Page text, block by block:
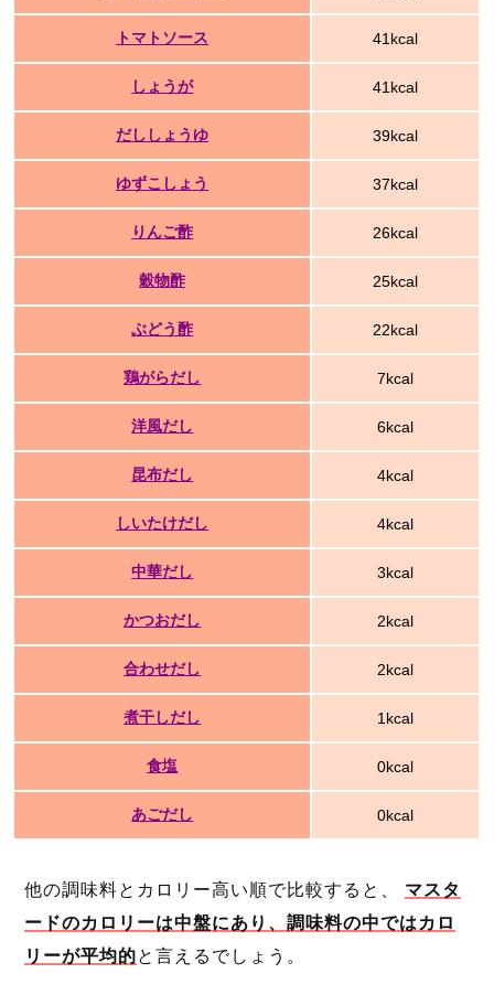
トマトソース 41kcal
しょうが 41kcal
だししょうゆ 39kcal
ゆずこしょう 37kcal
りんご酢 26kcal
穀物酢 25kcal
ぶどう酢 22kcal
鶏がらだし 7kcal
洋風だし 6kcal
昆布だし 4kcal
しいたけだし 4kcal
中華だし 3kcal
かつおだし 2kcal
合わせだし 2kcal
煮干しだし 1kcal
食塩 0kcal
あごだし 0kcal
他の調味料とカロリー高い順で比較すると、 マスタ
ードのカロリーは中盤にあり、調味料の中ではカロ
リーが平均的と言えるでしょう。